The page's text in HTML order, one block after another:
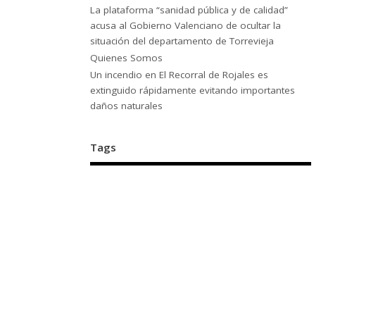
La plataforma “sanidad pública y de calidad”
acusa al Gobierno Valenciano de ocultar la
situación del departamento de Torrevieja
Quienes Somos
Un incendio en El Recorral de Rojales es
extinguido rápidamente evitando importantes
daños naturales
Tags